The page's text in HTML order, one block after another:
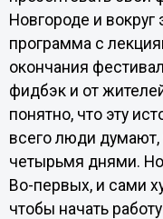
Новгороде и вокруг
программа с
окончания
фидбэк и от
понятно, что эту
всего люди думают,
четырьмя днями. Но
Во-первых, и сами
чтобы начать